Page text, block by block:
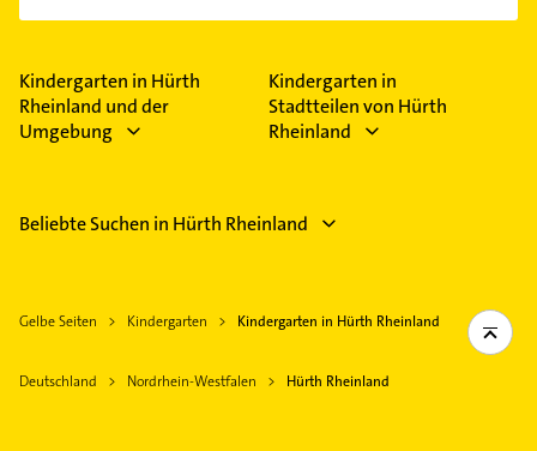
Kindergarten in Hürth
Rheinland und der
Umgebung
Kindergarten in
Stadtteilen von Hürth
Rheinland
Beliebte Suchen in Hürth Rheinland
Gelbe Seiten Kindergarten Kindergarten in Hürth Rheinland
Deutschland Nordrhein-Westfalen Hürth Rheinland